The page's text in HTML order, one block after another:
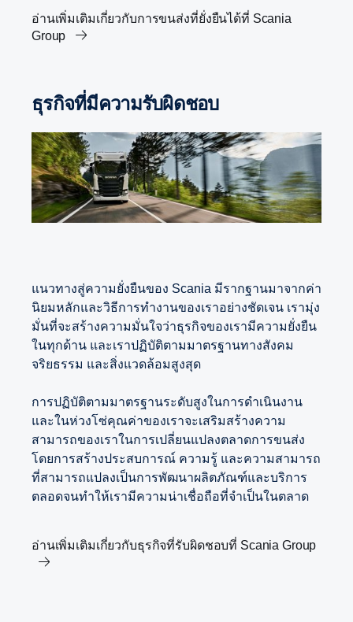
อ่านเพิ่มเติมเกี่ยวกับการขนส่งที่ยั่งยืนได้ที่ Scania
Group
ธุรกิจที่มีความรับผิดชอบ
แนวทางสู่ความยั่งยืนของ Scania มีรากฐานมาจากค่า
นิยมหลักและวิธีการทำงานของเราอย่างชัดเจน เรามุ่ง
มั่นที่จะสร้างความมั่นใจว่าธุรกิจของเรามีความยั่งยืน
ในทุกด้าน และเราปฏิบัติตามมาตรฐานทางสังคม
จริยธรรม และสิ่งแวดล้อมสูงสุด
การปฏิบัติตามมาตรฐานระดับสูงในการดำเนินงาน
และในห่วงโซ่คุณค่าของเราจะเสริมสร้างความ
สามารถของเราในการเปลี่ยนแปลงตลาดการขนส่ง
โดยการสร้างประสบการณ์ ความรู้ และความสามารถ
ที่สามารถแปลงเป็นการพัฒนาผลิตภัณฑ์และบริการ
ตลอดจนทำให้เรามีความน่าเชื่อถือที่จำเป็นในตลาด
อ่านเพิ่มเติมเกี่ยวกับธุรกิจที่รับผิดชอบที่ Scania Group